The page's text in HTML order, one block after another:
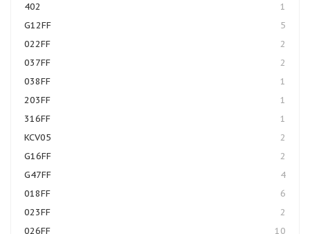
402
1
G12FF
5
022FF
2
037FF
2
038FF
1
203FF
1
316FF
1
KCV05
2
G16FF
2
G47FF
4
018FF
6
023FF
2
026FF
10